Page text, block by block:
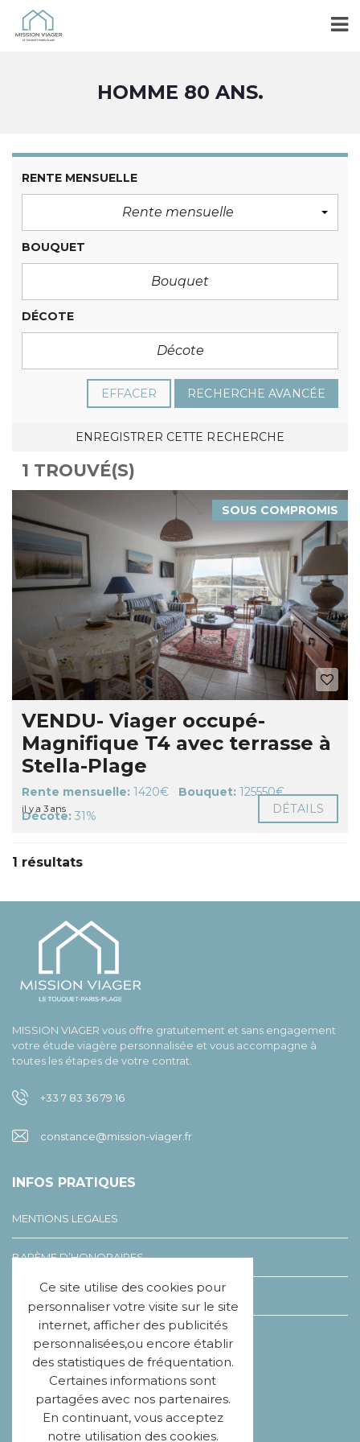
HOMME 80 ANS.
RENTE MENSUELLE
Rente mensuelle
BOUQUET
DÉCOTE
EFFACER RECHERCHE AVANCÉE
ENREGISTRER CETTE RECHERCHE
1 TROUVÉ(S)
SOUS COMPROMIS
VENDU- Viager occupé-
Magnifique T4 avec terrasse à
Stella-Plage
Rente mensuelle: 1420€ Bouquet: 125550€
Décote: 31%
il y a 3 ans DÉTAILS
1 résultats
MISSION VIAGER vous offre gratuitement et sans engagement
votre étude viagère personnalisée et vous accompagne à
toutes les étapes de votre contrat.
+33 7 83 36 79 16
constance@mission-viager.fr
INFOS PRATIQUES
MENTIONS LEGALES
BARÈME D’HONORAIRES
LEXIQUE DU VIAGER
CHARTE ÉTHIQUE
Ce site utilise des cookies pour
personnaliser votre visite sur le site
internet, afficher des publicités
personnalisées,ou encore établir
des statistiques de fréquentation.
Certaines informations sont
partagées avec nos partenaires.
En continuant, vous acceptez
notre utilisation des cookies.